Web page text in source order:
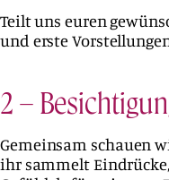
Teilt uns euren
und erste
2 –
Gemeinsam schauen
ihr sammelt